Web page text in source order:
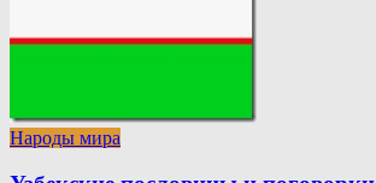
Народы мира